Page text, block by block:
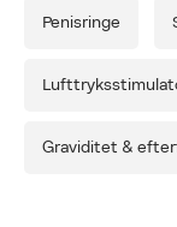
Penisringe
Graviditet &